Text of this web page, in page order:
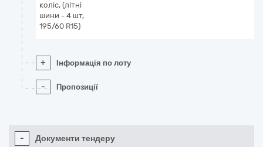
коліс, (літні
шини - 4 шт,
195/60 R15)
+ Інформація по лоту
- Пропозиції
- Документи тендеру